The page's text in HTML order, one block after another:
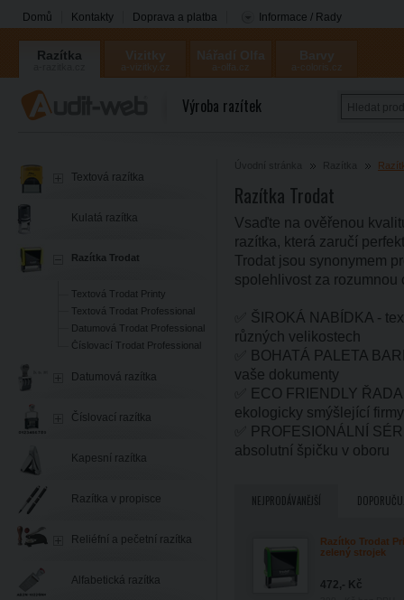
Domů Kontakty Doprava a platba Informace / Rady
Razítka
Coloris
Výroba razítek
Razítka Trodat
Vsaďte na ověřenou
razítka, která zaručí
Trodat jsou synonymem
spolehlivost za rozumnou
✅ ŠIROKÁ NABÍDKA -
různých velikostech
✅ BOHATÁ PALETA
vaše dokumenty
✅ ECO FRIENDLY
ekologicky smýšlející firmy
✅ PROFESIONÁLNÍ
absolutní špičku v oboru
NEJPRODÁVANĚJŠÍ
Razítko Trodat
zelený strojek
472,- Kč
Textová razítka
Kulatá razítka
Razítka Trodat
Textová Trodat Printy
Textová Trodat Professional
Datumová Trodat Professional
Číslovací Trodat Professional
Datumová razítka
Číslovací razítka
Kapesní razítka
Razítka v propisce
Reliéfní a pečetní razítka
Alfabetická razítka